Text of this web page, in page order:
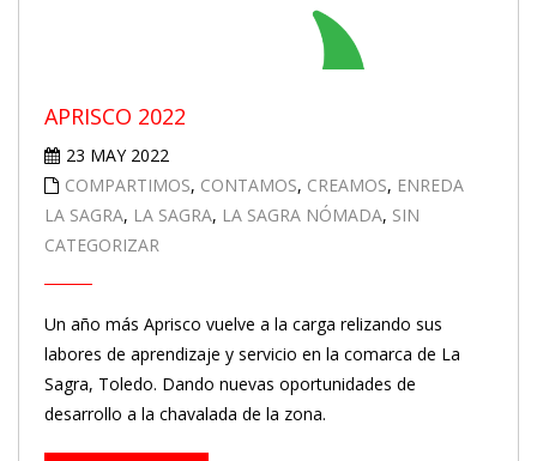
APRISCO 2022
23 MAY 2022
COMPARTIMOS, CONTAMOS, CREAMOS, ENREDA
LA SAGRA, LA SAGRA, LA SAGRA NÓMADA, SIN
CATEGORIZAR
Un año más Aprisco vuelve a la carga relizando sus
labores de aprendizaje y servicio en la comarca de La
Sagra, Toledo. Dando nuevas oportunidades de
desarrollo a la chavalada de la zona.